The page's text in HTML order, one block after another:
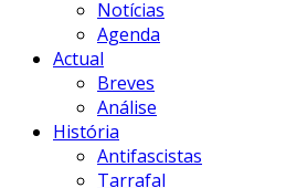
Notícias
Agenda
Actual
Breves
Análise
História
Antifascistas
Tarrafal